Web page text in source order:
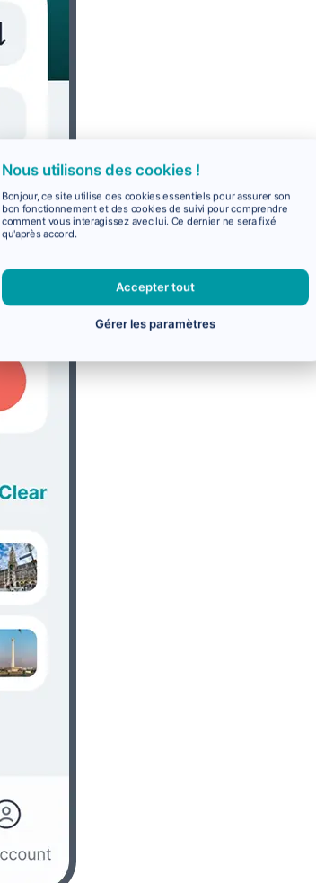
Nous utilisons des cookies !
Bonjour, ce site utilise des cookies essentiels pour assurer son
bon fonctionnement et des cookies de suivi pour comprendre
comment vous interagissez avec lui. Ce dernier ne sera fixé
qu'après accord.
Accepter tout
Gérer les paramètres